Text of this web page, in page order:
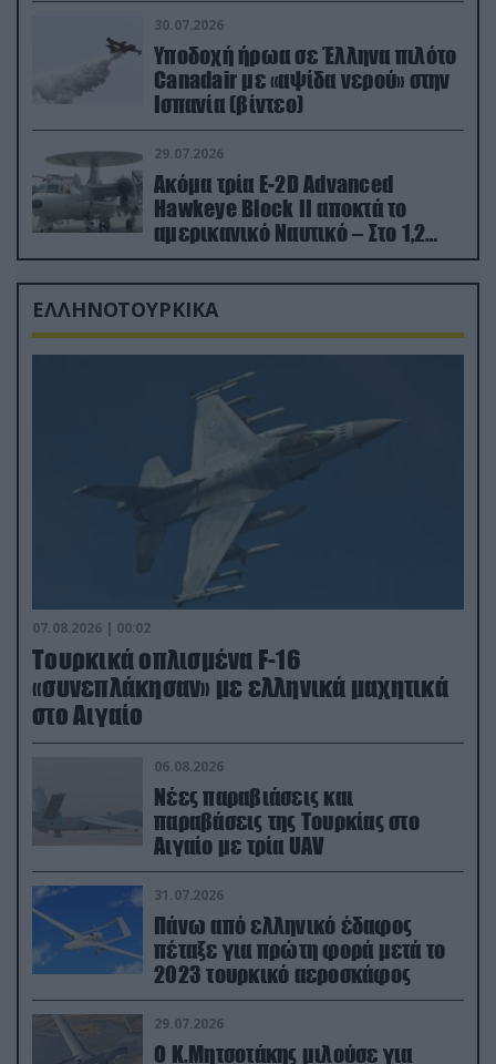
30.07.2026
Υποδοχή ήρωα σε Έλληνα πιλότο
Canadair με «αψίδα νερού» στην
Ισπανία (βίντεο)
29.07.2026
Ακόμα τρία E-2D Advanced
Hawkeye Block II αποκτά το
αμερικανικό Ναυτικό – Στο 1,2
δισ.δολάρια το κόστος
ΕΛΛΗΝΟΤΟΥΡΚΙΚΑ
07.08.2026 | 00:02
Τουρκικά οπλισμένα F-16
«συνεπλάκησαν» με ελληνικά μαχητικά
στο Αιγαίο
06.08.2026
Νέες παραβιάσεις και
παραβάσεις της Τουρκίας στο
Αιγαίο με τρία UAV
31.07.2026
Πάνω από ελληνικό έδαφος
πέταξε για πρώτη φορά μετά το
2023 τουρκικό αεροσκάφος
29.07.2026
Ο Κ.Μητσοτάκης μιλούσε για